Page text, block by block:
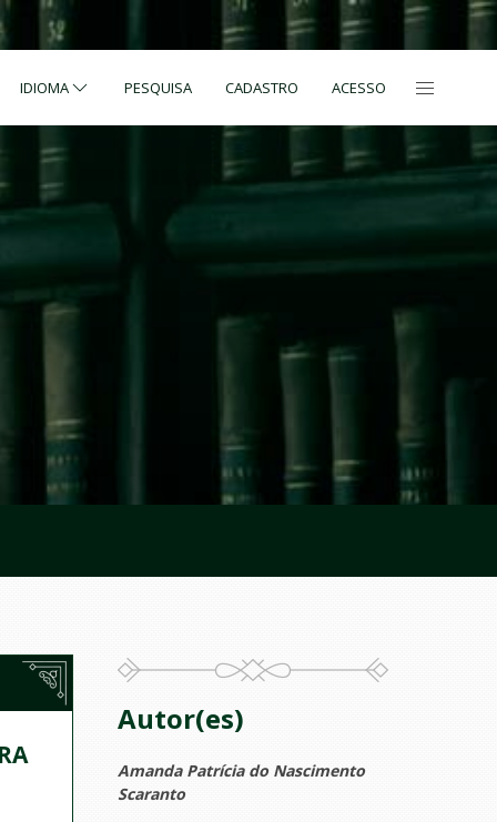
IDIOMA PESQUISA CADASTRO ACESSO
Autor(es)
Amanda Patrícia do Nascimento
Scaranto